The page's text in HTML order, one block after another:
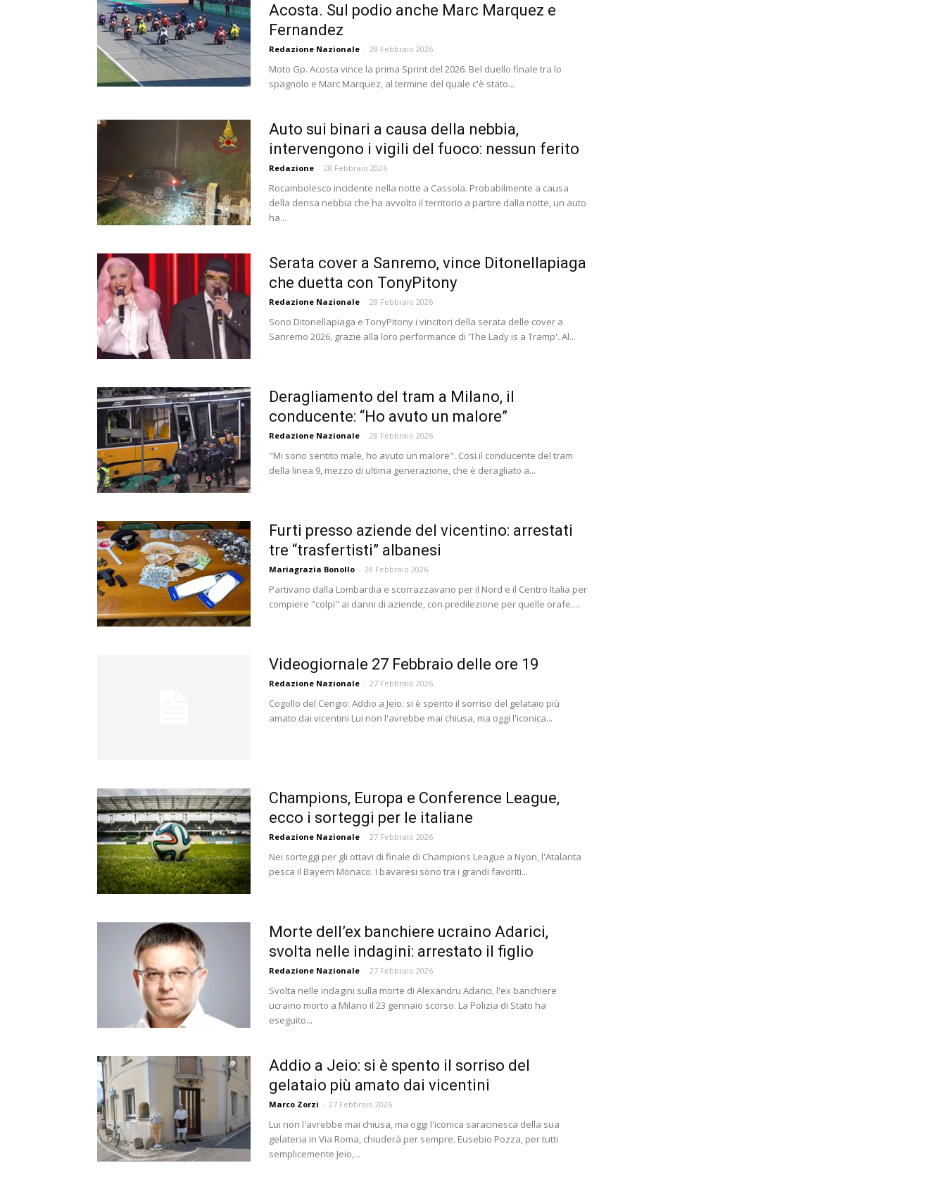
Acosta. Sul podio anche Marc Marquez e
Fernandez
Redazione Nazionale - 28 Febbraio 2026
Moto Gp. Acosta vince la prima Sprint del 2026. Bel duello finale tra lo
spagnolo e Marc Marquez, al termine del quale c'è stato...
Auto sui binari a causa della nebbia,
intervengono i vigili del fuoco: nessun ferito
Redazione - 28 Febbraio 2026
Rocambolesco incidente nella notte a Cassola. Probabilmente a causa
della densa nebbia che ha avvolto il territorio a partire dalla notte, un auto
ha...
Serata cover a Sanremo, vince Ditonellapiaga
che duetta con TonyPitony
Redazione Nazionale - 28 Febbraio 2026
Sono Ditonellapiaga e TonyPitony i vincitori della serata delle cover a
Sanremo 2026, grazie alla loro performance di 'The Lady is a Tramp'. Al...
Deragliamento del tram a Milano, il
conducente: “Ho avuto un malore”
Redazione Nazionale - 28 Febbraio 2026
"Mi sono sentito male, ho avuto un malore". Così il conducente del tram
della linea 9, mezzo di ultima generazione, che è deragliato a...
Furti presso aziende del vicentino: arrestati
tre “trasfertisti” albanesi
Mariagrazia Bonollo - 28 Febbraio 2026
Partivano dalla Lombardia e scorrazzavano per il Nord e il Centro Italia per
compiere "colpi" ai danni di aziende, con predilezione per quelle orafe....
Videogiornale 27 Febbraio delle ore 19
Redazione Nazionale - 27 Febbraio 2026
Cogollo del Cengio: Addio a Jeio: si è spento il sorriso del gelataio più
amato dai vicentini Lui non l'avrebbe mai chiusa, ma oggi l'iconica...
Champions, Europa e Conference League,
ecco i sorteggi per le italiane
Redazione Nazionale - 27 Febbraio 2026
Nei sorteggi per gli ottavi di finale di Champions League a Nyon, l'Atalanta
pesca il Bayern Monaco. I bavaresi sono tra i grandi favoriti...
Morte dell’ex banchiere ucraino Adarici,
svolta nelle indagini: arrestato il figlio
Redazione Nazionale - 27 Febbraio 2026
Svolta nelle indagini sulla morte di Alexandru Adarici, l'ex banchiere
ucraino morto a Milano il 23 gennaio scorso. La Polizia di Stato ha
eseguito...
Addio a Jeio: si è spento il sorriso del
gelataio più amato dai vicentini
Marco Zorzi - 27 Febbraio 2026
Lui non l'avrebbe mai chiusa, ma oggi l'iconica saracinesca della sua
gelateria in Via Roma, chiuderà per sempre. Eusebio Pozza, per tutti
semplicemente Jeio,...